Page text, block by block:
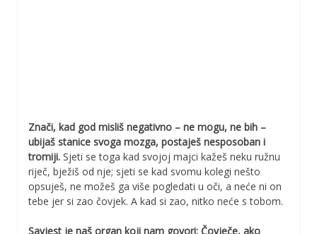
Znači, kad god misliš negativno – ne mogu, ne bih –
ubijaš stanice svoga mozga, postaješ nesposoban i
tromiji. Sjeti se toga kad svojoj majci kažeš neku ružnu
riječ, bježiš od nje; sjeti se kad svomu kolegi nešto
opsuješ, ne možeš ga više pogledati u oči, a neće ni on
tebe jer si zao čovjek. A kad si zao, nitko neće s tobom.
Savjest je naš organ koji nam govori: Čovječe, ako